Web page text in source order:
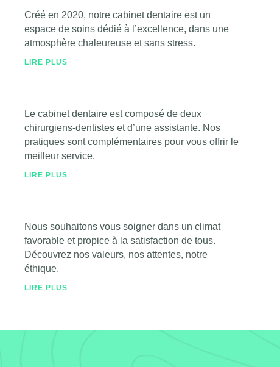
Créé en 2020, notre cabinet dentaire est un
espace de soins dédié à l’excellence, dans une
atmosphère chaleureuse et sans stress.
LIRE PLUS
Le cabinet dentaire est composé de deux
chirurgiens-dentistes et d’une assistante. Nos
pratiques sont complémentaires pour vous offrir le
meilleur service.
LIRE PLUS
Nous souhaitons vous soigner dans un climat
favorable et propice à la satisfaction de tous.
Découvrez nos valeurs, nos attentes, notre
éthique.
LIRE PLUS